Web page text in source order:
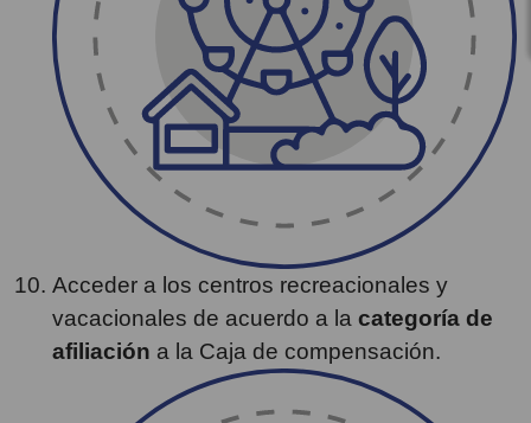
Acceder a los centros recreacionales y
vacacionales de acuerdo a la categoría de
afiliación a la Caja de compensación.